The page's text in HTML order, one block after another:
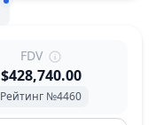
FDV
$428,740.00
Рейтинг №4460